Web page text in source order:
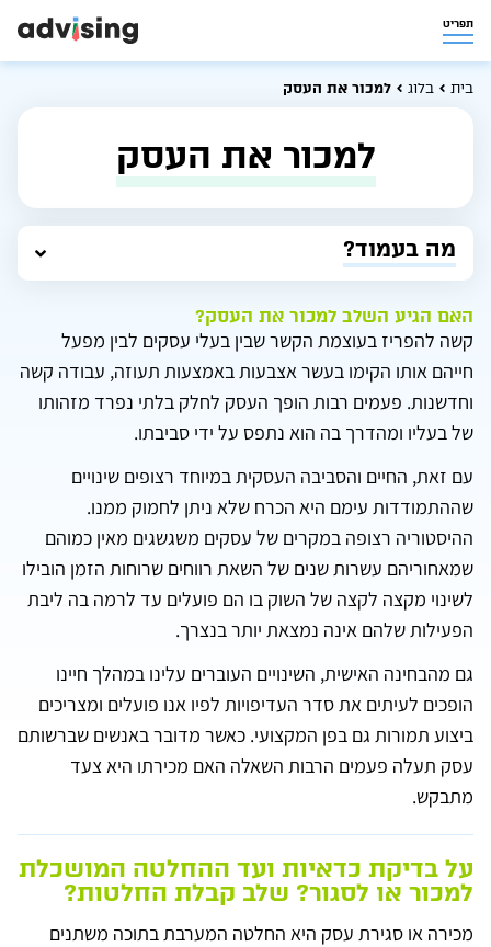
תפריט
בית בלוג למכור את העסק
למכור את העסק
מה בעמוד?
האם הגיע השלב למכור את העסק?
קשה להפריז בעוצמת הקשר שבין בעלי עסקים לבין מפעל
חייהם אותו הקימו בעשר אצבעות באמצעות תעוזה, עבודה קשה
וחדשנות. פעמים רבות הופך העסק לחלק בלתי נפרד מזהותו
של בעליו ומהדרך בה הוא נתפס על ידי סביבתו.
עם זאת, החיים והסביבה העסקית במיוחד רצופים שינויים
שההתמודדות עימם היא הכרח שלא ניתן לחמוק ממנו.
ההיסטוריה רצופה במקרים של עסקים משגשגים מאין כמוהם
שמאחוריהם עשרות שנים של השאת רווחים שרוחות הזמן הובילו
לשינוי מקצה לקצה של השוק בו הם פועלים עד לרמה בה ליבת
הפעילות שלהם אינה נמצאת יותר בנצרך.
גם מהבחינה האישית, השינויים העוברים עלינו במהלך חיינו
הופכים לעיתים את סדר העדיפויות לפיו אנו פועלים ומצריכים
ביצוע תמורות גם בפן המקצועי. כאשר מדובר באנשים שברשותם
עסק תעלה פעמים הרבות השאלה האם מכירתו היא צעד
מתבקש.
על בדיקת כדאיות ועד ההחלטה המושכלת
למכור או לסגור? שלב קבלת החלטות?
מכירה או סגירת עסק היא החלטה המערבת בתוכה משתנים